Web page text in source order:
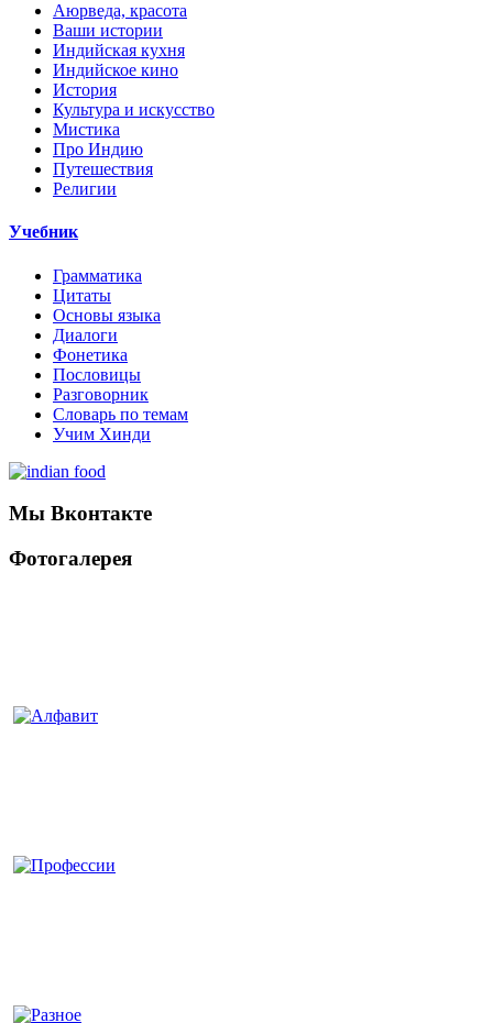
Аюрведа, красота
Ваши истории
Индийская кухня
Индийское кино
История
Культура и искусство
Мистика
Про Индию
Путешествия
Религии
Учебник
Грамматика
Цитаты
Основы языка
Диалоги
Фонетика
Пословицы
Разговорник
Словарь по темам
Учим Хинди
Мы Вконтакте
Фотогалерея